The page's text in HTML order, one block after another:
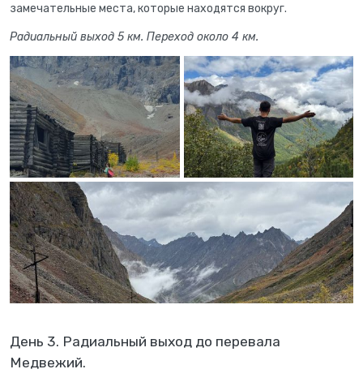
замечательные места, которые находятся вокруг.
Радиальный выход 5 км. Переход около 4 км.
День 3. Радиальный выход до перевала
Медвежий.